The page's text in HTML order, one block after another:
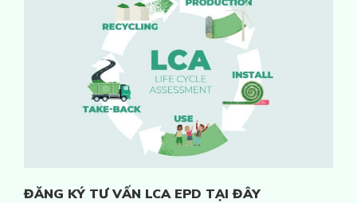
ĐĂNG KÝ TƯ VẤN LCA EPD TẠI ĐÂY